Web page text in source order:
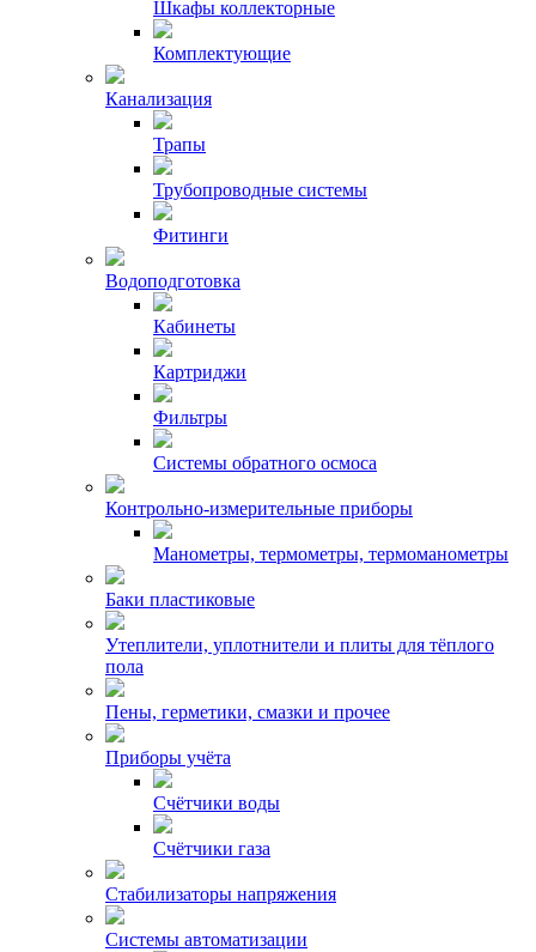
Шкафы коллекторные
Комплектующие
Канализация
Трапы
Трубопроводные системы
Фитинги
Водоподготовка
Кабинеты
Картриджи
Фильтры
Системы обратного осмоса
Контрольно-измерительные приборы
Манометры, термометры, термоманометры
Баки пластиковые
Утеплители, уплотнители и плиты для тёплого
пола
Пены, герметики, смазки и прочее
Приборы учёта
Счётчики воды
Счётчики газа
Стабилизаторы напряжения
Системы автоматизации